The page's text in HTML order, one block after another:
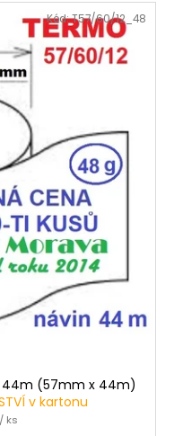
44m (57mm x 44m)
v kartonu
/ ks
Kód:T57/60/12_48